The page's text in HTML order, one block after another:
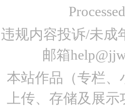
违规内容投诉/未成
邮箱
本站作品（专栏
上传、存储及展